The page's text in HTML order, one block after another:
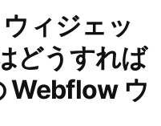
ィジェッ
どうすれば
Webflow ウ